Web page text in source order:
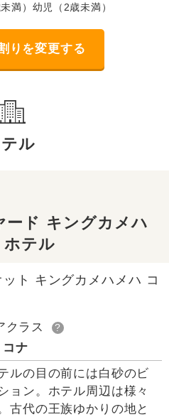
満）幼児（2歳未満）
りを変更する
ル
ード キングカメハ
ホテル
クラス ?
ナ
ルの目の前には白砂のビ
ョン。ホテル周辺は様々
古代の王族ゆかりの地と